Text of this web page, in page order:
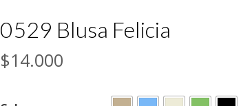
0529 Blusa Felicia
$14.000